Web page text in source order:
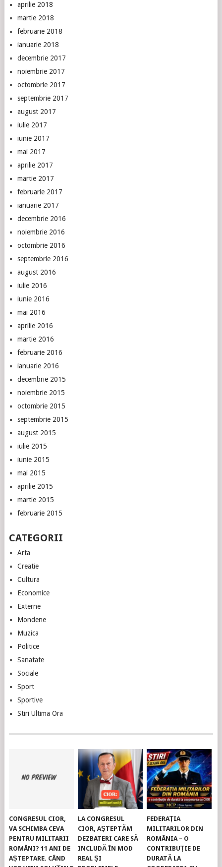
aprilie 2018
martie 2018
februarie 2018
ianuarie 2018
decembrie 2017
noiembrie 2017
octombrie 2017
septembrie 2017
august 2017
iulie 2017
iunie 2017
mai 2017
aprilie 2017
martie 2017
februarie 2017
ianuarie 2017
decembrie 2016
noiembrie 2016
octombrie 2016
septembrie 2016
august 2016
iulie 2016
iunie 2016
mai 2016
aprilie 2016
martie 2016
februarie 2016
ianuarie 2016
decembrie 2015
noiembrie 2015
octombrie 2015
septembrie 2015
august 2015
iulie 2015
iunie 2015
mai 2015
aprilie 2015
martie 2015
februarie 2015
CATEGORII
Arta
Creatie
Cultura
Economice
Externe
Mondene
Muzica
Politice
Sanatate
Sociale
Sport
Sportive
Stiri Ultima Ora
CONGRESUL CIOR,
VA SCHIMBA CEVA
PENTRU MILITARII
ROMÂNI? 11 ANI DE
AȘTEPTARE. CÂND
LA CONGRESUL
CIOR, AȘTEPTĂM
DEZBATERI CARE SĂ
INCLUDĂ ÎN MOD
REAL ȘI
FEDERAȚIA
MILITARILOR DIN
ROMÂNIA – O
CONTRIBUȚIE DE
DURATĂ LA